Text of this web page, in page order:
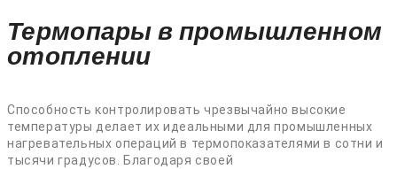
Термопары в промышленном
отоплении
Способность контролировать чрезвычайно высокие
температуры делает их идеальными для промышленных
нагревательных операций в термопоказателями в сотни и
тысячи градусов. Благодаря своей